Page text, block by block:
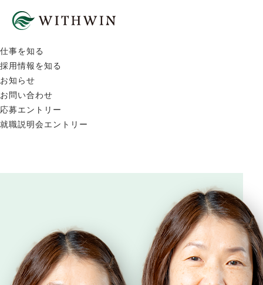
ウィズウィングループを知る
仕事を知る
採用情報を知る
お知らせ
お問い合わせ
応募エントリー
就職説明会エントリー